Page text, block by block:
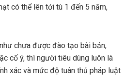
có thể lên tới tù 1 đến 5 năm,
chưa được đào tạo bài bản,
cố ý, thì người tiêu dùng luôn là
xác và mức độ tuân thủ pháp luật